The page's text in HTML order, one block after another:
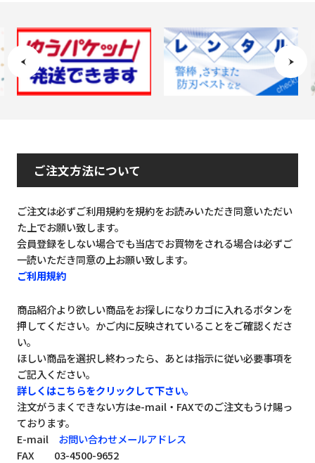
ご注文方法について
ご注文は必ずご利用規約を規約をお読みいただき同意いただい
た上でお願い致します。
会員登録をしない場合でも当店でお買物をされる場合は必ずご
一読いただき同意の上お願い致します。
ご利用規約
商品紹介より欲しい商品をお探しになりカゴに入れるボタンを
押してください。かご内に反映されていることをご確認くださ
い。
ほしい商品を選択し終わったら、あとは指示に従い必要事項を
ご記入ください。
詳しくはこちらをクリックして下さい。
注文がうまくできない方はe-mail・FAXでのご注文もうけ賜っ
ております。
E-mail お問い合わせメールアドレス
FAX 03-4500-9652